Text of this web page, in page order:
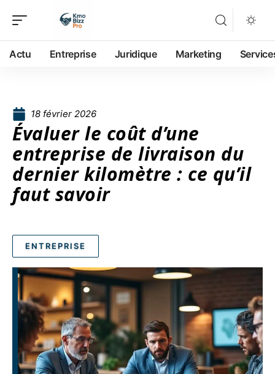
Actu Entreprise Juridique Marketing
18 février 2026
Évaluer le coût d’une
entreprise de livraison du
dernier kilomètre : ce qu’il
faut savoir
ENTREPRISE